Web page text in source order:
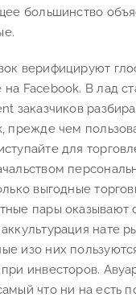
большинство
верифицируют
Facebook. В лад
заказчиков
прежде чем
для
выгодные
пары оказывают
нате
изо них
инвесторов.
что ни на есть